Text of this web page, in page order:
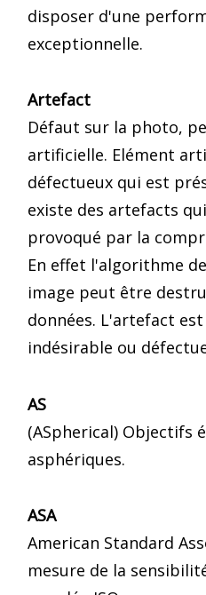
disposer d'une
exceptionnelle.
Artefact
Défaut sur la photo,
artificielle. Elément
défectueux qui est
existe des artefacts
provoqué par la
En effet l'algorithme
image peut être
données. L'artefact
indésirable ou
AS
(ASpherical) Objectifs
asphériques.
ASA
American Standard
mesure de la